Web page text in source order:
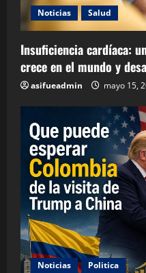
Noticias Salud
Insuficiencia cardíaca:
crece en el mundo y
asifueadmin mayo 15,
Noticias Politica